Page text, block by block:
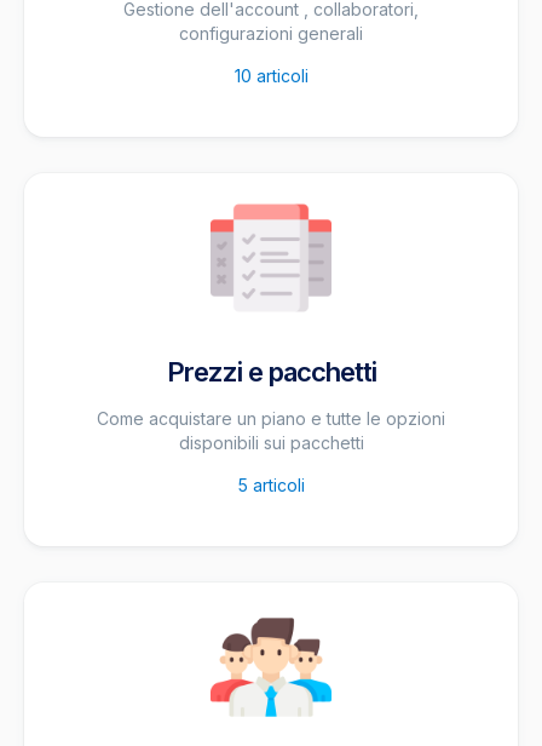
Gestione dell'account , collaboratori,
configurazioni generali
10 articoli
Prezzi e pacchetti
Come acquistare un piano e tutte le opzioni
disponibili sui pacchetti
5 articoli